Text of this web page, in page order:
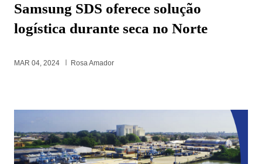
Samsung SDS oferece solução
logística durante seca no Norte
MAR 04, 2024 Rosa Amador